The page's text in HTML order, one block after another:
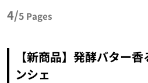
4/5 Pages
【新商品】発酵バター
ンシェ